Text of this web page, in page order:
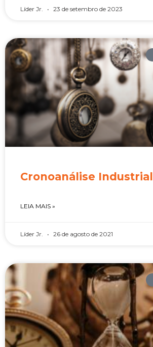
Líder Jr. 23 de setembro de 2023
Cronoanálise Industrial
LEIA MAIS »
Líder Jr. 26 de agosto de 2021